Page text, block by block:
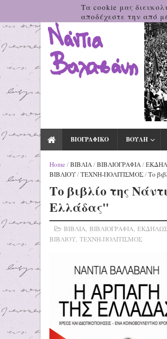
ΒΙΟΓΡΑΦΙΚΟ ΒΟΥΛΗ
Home /ΒΙΒΛΙΑ/ΒΙΒΛΙΟΓΡΑΦΙΑ/
ΒΙΒΛΙΟΥ/ΤΕΧΝΗ-ΠΟΛΙΤΙΣΜΟΣ/Το
Το βιβλίο της
Ελλάδας"
ΒΙΒΛΙΑ, ΒΙΒΛΙΟΓΡΑΦΙΑ,
ΒΙΒΛΙΟΥ, ΤΕΧΝΗ-ΠΟΛΙΤΙΣΜΟΣ
Τα cookie μας
αποδέχεστε την από